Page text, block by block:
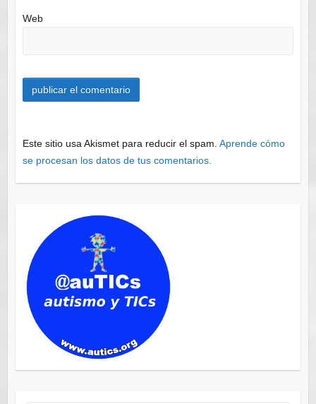
Web
Este sitio usa Akismet para reducir el spam. Aprende cómo
se procesan los datos de tus comentarios.